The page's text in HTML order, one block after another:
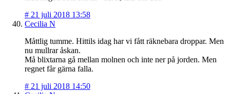
# 21 juli 2018 13:58
Cecilia N
Måttlig tumme. Hittils idag har vi fått räknebara droppar. Men
nu mullrar åskan.
Må blixtarna gå mellan molnen och inte ner på jorden. Men
regnet får gärna falla.
# 21 juli 2018 14:50